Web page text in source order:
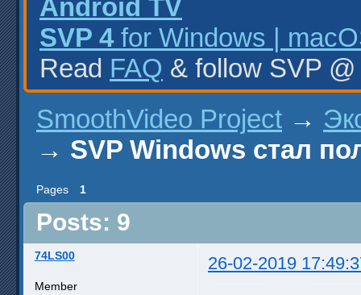
Android TV
SVP 4 for Windows |
Read FAQ & follow SVP
SmoothVideo Project →
→ SVP Windows стал
Pages 1
Posts: 9
74LS00 26-02-2019
Member